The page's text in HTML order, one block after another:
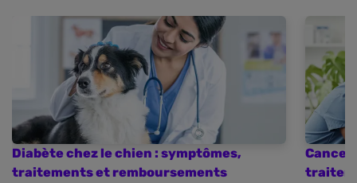
Diabète chez le chien : symptômes,
traitements et remboursements
Cancer